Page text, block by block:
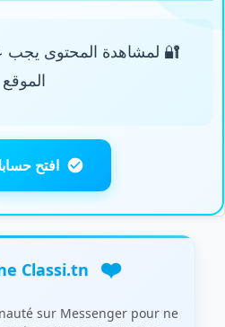
🔐 لمشاهدة المحتوى
الموقع
افتح
Classi.tn ❤️
sur Messenger pour ne